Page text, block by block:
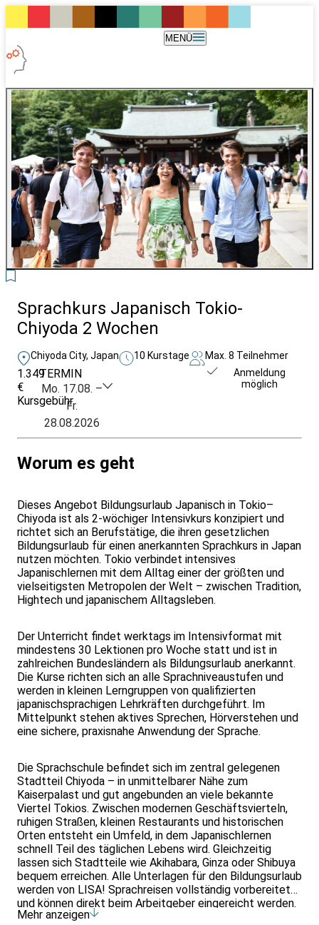
MENÜ
Sprachkurs Japanisch Tokio-
Chiyoda 2 Wochen
Chiyoda City, Japan 10 Kurstage Max. 8 Teilnehmer
1.349
€
Kursgebühr
TERMIN
Mo. 17.08. –
Fr.
28.08.2026
Anmeldung
möglich
Worum es geht
Dieses Angebot Bildungsurlaub Japanisch in Tokio–
Chiyoda ist als 2-wöchiger Intensivkurs konzipiert und
richtet sich an Berufstätige, die ihren gesetzlichen
Bildungsurlaub für einen anerkannten Sprachkurs in Japan
nutzen möchten. Tokio verbindet intensives
Japanischlernen mit dem Alltag einer der größten und
vielseitigsten Metropolen der Welt – zwischen Tradition,
Hightech und japanischem Alltagsleben.
Der Unterricht findet werktags im Intensivformat mit
mindestens 30 Lektionen pro Woche statt und ist in
zahlreichen Bundesländern als Bildungsurlaub anerkannt.
Die Kurse richten sich an alle Sprachniveaustufen und
werden in kleinen Lerngruppen von qualifizierten
japanischsprachigen Lehrkräften durchgeführt. Im
Mittelpunkt stehen aktives Sprechen, Hörverstehen und
eine sichere, praxisnahe Anwendung der Sprache.
Die Sprachschule befindet sich im zentral gelegenen
Stadtteil Chiyoda – in unmittelbarer Nähe zum
Kaiserpalast und gut angebunden an viele bekannte
Viertel Tokios. Zwischen modernen Geschäftsvierteln,
ruhigen Straßen, kleinen Restaurants und historischen
Orten entsteht ein Umfeld, in dem Japanischlernen
schnell Teil des täglichen Lebens wird. Gleichzeitig
lassen sich Stadtteile wie Akihabara, Ginza oder Shibuya
bequem erreichen. Alle Unterlagen für den Bildungsurlaub
werden von LISA! Sprachreisen vollständig vorbereitet
und können direkt beim Arbeitgeber eingereicht werden.
LISA! Sprachreisen gehört zu den erfahrensten
Mehr anzeigen